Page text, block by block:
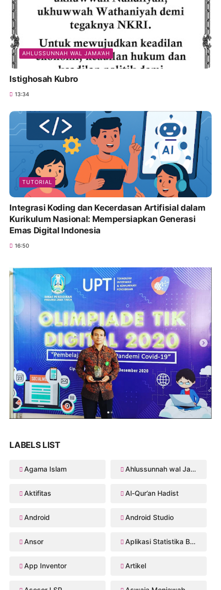
AHLUSSUNNAH WAL JAMA'AH
Istighosah Kubro
13:34
TUTORIAL
Integrasi Koding dan Kecerdasan Artifisial dalam
Kurikulum Nasional: Mempersiapkan Generasi
Emas Digital Indonesia
16:50
LABELS LIST
Agama Islam Ahlussunnah wal Jama'ah
Aktifitas Al-Qur’an Hadist
Android Android Studio
Ansor Aplikasi Statistika Bayesian
App Inventor Artikel